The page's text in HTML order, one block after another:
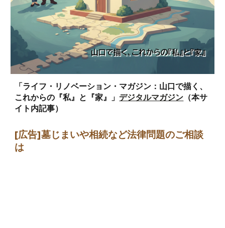
「ライフ・リノベーション・マガジン：山口で描く、
これからの『私』と『家』」 デジタルマガジン （本サ
イト内記事）
[広告]墓じまいや相続など法律問題のご相談
は